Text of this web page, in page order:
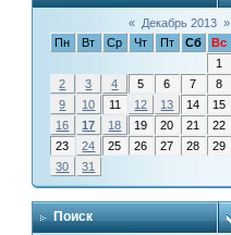
« Декабрь 2013 »
Пн
Вт Ср Чт Пт Сб
Вс
1
2
3 4 5 6 7
8
9
10 11 12 13 14
15
16
17 18 19 20 21
22
23
24 25 26 27 28
29
30
31
Поиск